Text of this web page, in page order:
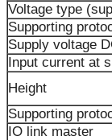
Voltage type
Supporting
Supply voltage
Input current at
Height
Supporting
IO link master